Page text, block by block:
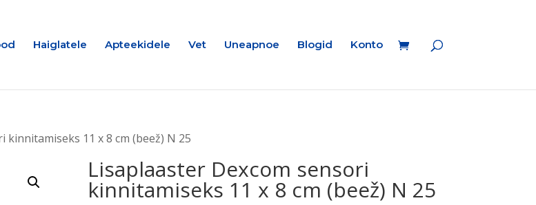
Haiglatele Apteekidele Vet Uneapnoe Blogid Konto
11 x 8 cm (beež) N 25
Lisaplaaster Dexcom sensori
kinnitamiseks 11 x 8 cm (beež) N 25